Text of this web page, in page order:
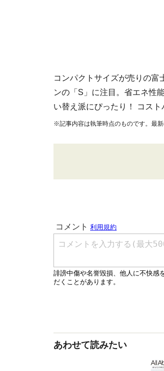
コンパクトサイズが売りの富
ンの「S」に注目。省エネ性
い替え派にぴったり！ コスト
※記事内容は執筆時点のものです。最新
あわせて読みたい